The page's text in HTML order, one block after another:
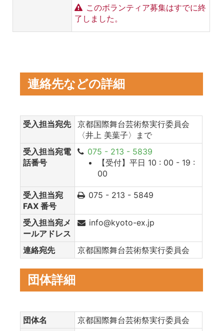
このボランティア募集はすでに終
了しました。
連絡先などの詳細
受入担当宛先
京都国際舞台芸術祭実行委員会
〈井上 美葉子〉まで
受入担当宛電
話番号
075 - 213 - 5839
【受付】平日 10 : 00 - 19 :
00
受入担当宛
FAX 番号
075 - 213 - 5849
受入担当宛メ
ールアドレス
info@kyoto-ex.jp
連絡宛先 京都国際舞台芸術祭実行委員会
団体詳細
団体名
京都国際舞台芸術祭実行委員会